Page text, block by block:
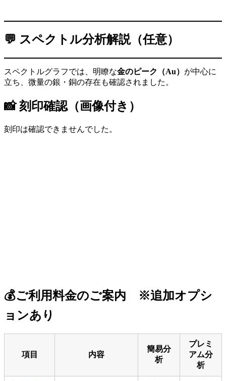
💬 スペクトル分析解説（任意）
スペクトルグラフでは、明瞭な金のピーク（Au） が中心に
立ち、微量の銀・銅の存在も確認されました。
📸 刻印確認（画像付き）
刻印は確認できませんでした。
💰ご利用料金のご案内 ※追加オプシ
ョンあり
項目 内容
簡易分
析
プレミ
アム分
析